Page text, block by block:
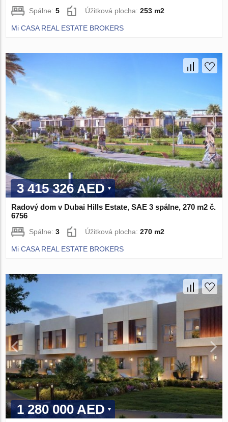
Spálne:5 Úžitková plocha:253 m2
Mi CASA REAL ESTATE BROKERS
3 415 326 AED
Radový dom v Dubai Hills Estate, SAE 3 spálne, 270 m2 č.
6756
Spálne:3 Úžitková plocha:270 m2
Mi CASA REAL ESTATE BROKERS
1 280 000 AED